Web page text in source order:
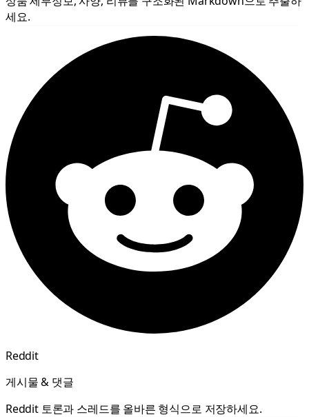
세요.
Reddit
게시물 & 댓글
Reddit 토론과 스레드를 올바른 형식으로 저장하세요.